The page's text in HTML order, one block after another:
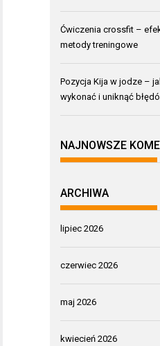
Ćwiczenia crossfit –
metody treningowe
Pozycja Kija w jodze –
wykonać i uniknąć
NAJNOWSZE
ARCHIWA
lipiec 2026
czerwiec 2026
maj 2026
kwiecień 2026